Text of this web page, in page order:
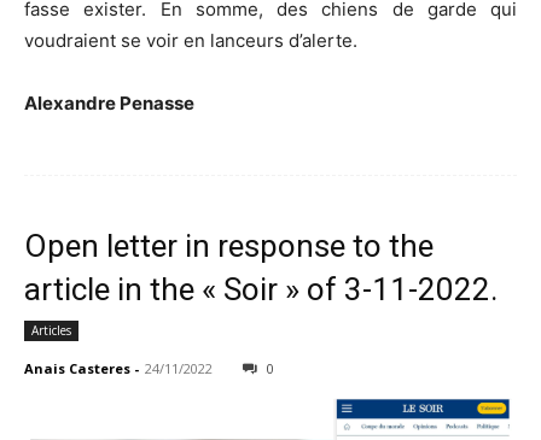
fasse exister. En somme, des chiens de garde qui
voudraient se voir en lanceurs d’alerte.
Alexandre Penasse
Open letter in response to the
article in the « Soir » of 3-11-2022.
Articles
Anais Casteres - 24/11/2022 0